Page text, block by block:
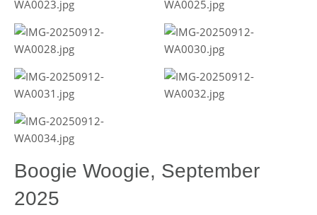
Boogie Woogie, September
2025